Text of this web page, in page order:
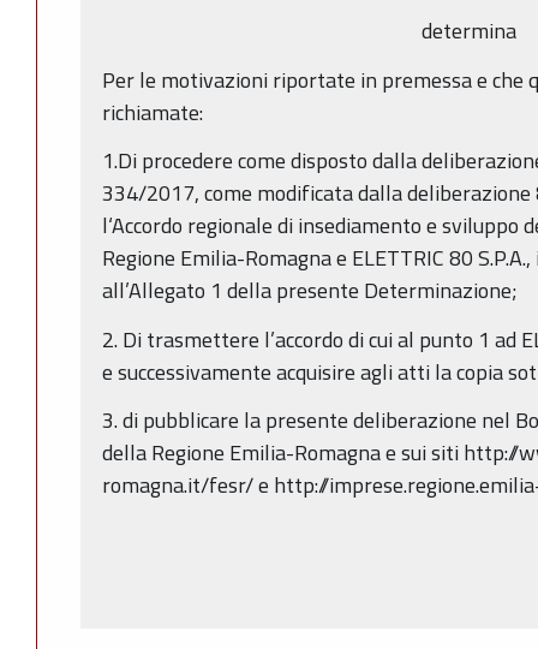
determina
Per le motivazioni riportate in premessa e che
richiamate:
1.Di procedere come disposto dalla
334/2017, come modificata dalla
l‘Accordo regionale di insediamento e
Regione Emilia-Romagna e ELETTRIC 80
all’Allegato 1 della presente Determinazione;
2. Di trasmettere l’accordo di cui al punto 1 ad
e successivamente acquisire agli atti la copia
3. di pubblicare la presente deliberazione nel
della Regione Emilia-Romagna e sui siti http://
romagna.it/fesr/ e http://